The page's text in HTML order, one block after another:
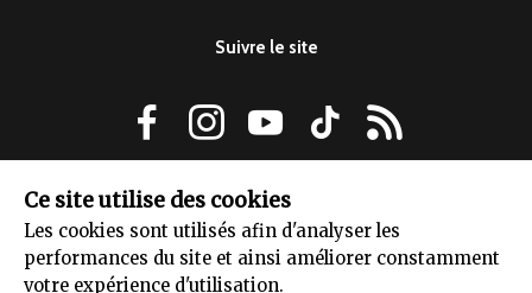
Ce site utilise des cookies
Les cookies sont utilisés afin d'analyser les
performances du site et ainsi améliorer constamment
votre expérience d'utilisation.
Suivre le site
Le dépuncheur ©2019-2026 - Tous droits réservés